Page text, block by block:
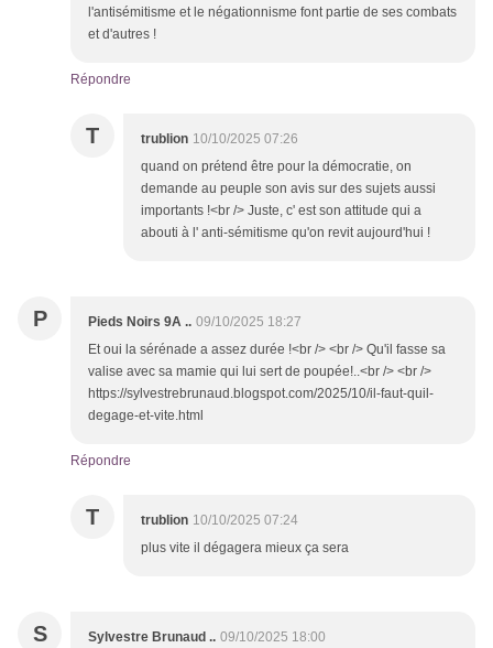
l'antisémitisme et le négationnisme font partie de ses combats
et d'autres !
Répondre
T trublion 10/10/2025 07:26
quand on prétend être pour la démocratie, on
demande au peuple son avis sur des sujets aussi
importants !<br /> Juste, c' est son attitude qui a
abouti à l' anti-sémitisme qu'on revit aujourd'hui !
P Pieds Noirs 9A .. 09/10/2025 18:27
Et oui la sérénade a assez durée !<br /> <br /> Qu'il fasse sa
valise avec sa mamie qui lui sert de poupée!..<br /> <br />
https://sylvestrebrunaud.blogspot.com/2025/10/il-faut-quil-
degage-et-vite.html
Répondre
T trublion 10/10/2025 07:24
plus vite il dégagera mieux ça sera
S Sylvestre Brunaud .. 09/10/2025 18:00